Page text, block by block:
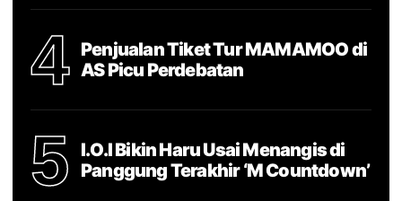
4
Penjualan Tiket Tur MAMAMOO di
AS Picu Perdebatan
5
I.O.I Bikin Haru Usai Menangis di
Panggung Terakhir ‘M Countdown’